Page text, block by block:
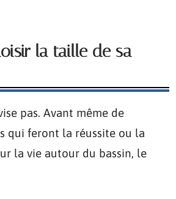
la taille de sa
pas. Avant même de
qui feront la réussite ou la
la vie autour du bassin, le